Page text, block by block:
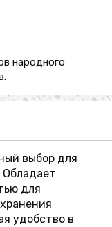
народного
выбор для
Обладает
для
удобство в